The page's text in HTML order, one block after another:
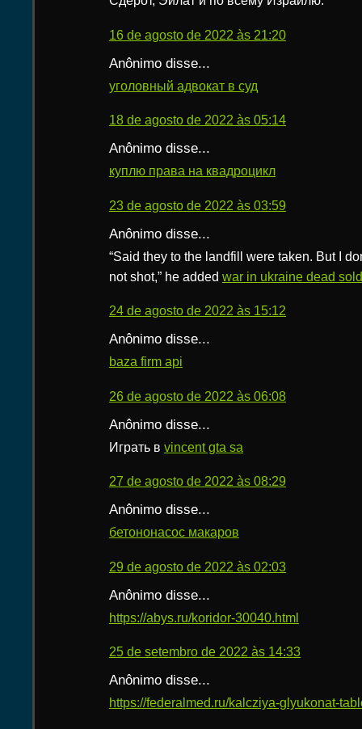
16 de agosto de 2022 às 21:20
Anônimo disse...
уголовный адвокат в суд
18 de agosto de 2022 às 05:14
Anônimo disse...
куплю права на квадроцикл
23 de agosto de 2022 às 03:59
Anônimo disse...
“Said they to the landfill were taken. But I
not shot,” he added war in ukraine dead
24 de agosto de 2022 às 15:12
Anônimo disse...
baza firm api
26 de agosto de 2022 às 06:08
Anônimo disse...
Играть в vincent gta sa
27 de agosto de 2022 às 08:29
Anônimo disse...
бетононасос макаров
29 de agosto de 2022 às 02:03
Anônimo disse...
https://abys.ru/koridor-30040.html
25 de setembro de 2022 às 14:33
Anônimo disse...
https://federalmed.ru/kalcziya-glyukonat-